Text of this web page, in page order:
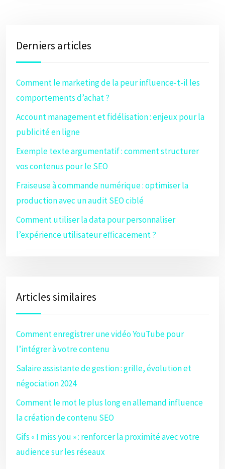
Derniers articles
Comment le marketing de la peur influence-t-il les
comportements d’achat ?
Account management et fidélisation : enjeux pour la
publicité en ligne
Exemple texte argumentatif : comment structurer
vos contenus pour le SEO
Fraiseuse à commande numérique : optimiser la
production avec un audit SEO ciblé
Comment utiliser la data pour personnaliser
l’expérience utilisateur efficacement ?
Articles similaires
Comment enregistrer une vidéo YouTube pour
l’intégrer à votre contenu
Salaire assistante de gestion : grille, évolution et
négociation 2024
Comment le mot le plus long en allemand influence
la création de contenu SEO
Gifs « I miss you » : renforcer la proximité avec votre
audience sur les réseaux